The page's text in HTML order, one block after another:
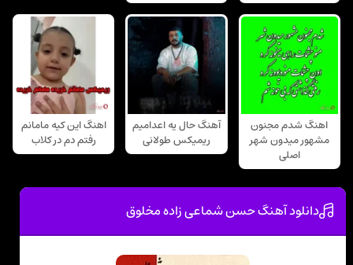
اهنگ شدم مجنون
مشهور میدون شهر
اصلی
آهنگ حال یه اعدامیم
ریمیکس طولانی
اهنگ این کیه مامانم
رفتم دم در کلاب
دانلود آهنگ حسن شماعی زاده مخلوق